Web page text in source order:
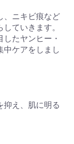
、ニキビ痕など
ていきます。
たヤンヒー・
中ケアをしまし
抑え、肌に明る